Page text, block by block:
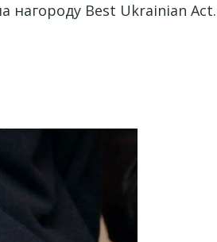
Best Ukrainian Act.